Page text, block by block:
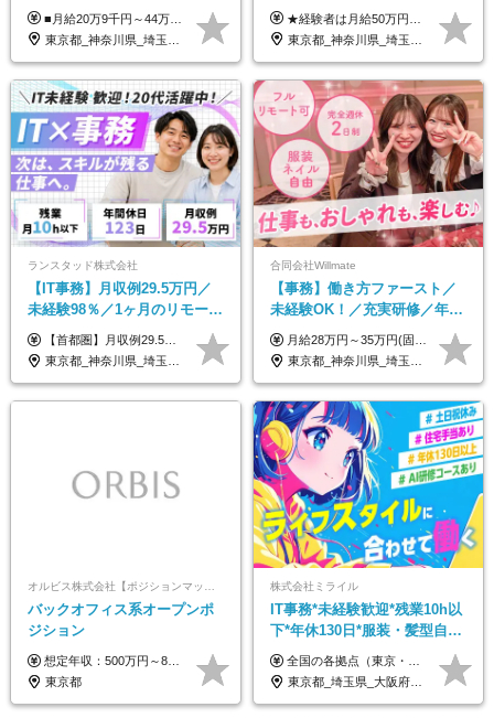
くて大丈夫★超大手リクルー
トグループの正社員/sg
■月給20万9千円～44万円 ※経験・能力・前給を考慮の上、決定いたします ※時間外手当100％支給 ※派遣就業先が変更となる場合には、就業規則、労使協定等に基づき賃金が変更となる可能性があります 「とにかく私生活重視」「残業があっても稼ぎたい」といった希望も配属の際に考慮します。 ＜手当＞ ■職務担当手当 ■通勤手当（上限月3万円） ■残業手当（全額支給） ■住宅手当（5割を会社負担／就業規則に定めるところによる） ■扶養手当 ■別居手当 ■資格試験受講料補助（資格ごとに社内規定により決定） ■資格取得奨励金 （資格により2万円～20万円の祝金支給） ◎一例 ・基本情報技術者（5万円） ・プロジェクトマネージャー試験（10万円） ・応用情報技術者試験（10万円） ・ITストラテジスト試験（10万円） ・エンベデッドシステムスペシャリスト試験（10万円） ・ディジタル技術検定（情報1級：10万円、制御1級：10万円、情報2級、制御2級：5万円 ・TOEIC（R）テスト（600～729点：5万円、 730～799点：10万円、800点以上：15万円） など
東京都_神奈川県_埼玉県_千葉県_大阪府_愛知県_青森県_岩手県_宮城県_秋田県_山形県_福島県_茨城県_栃木県_群馬県_山梨県_長野県_福井県_静岡県_岐阜県_三重県_兵庫県_京都府_滋賀県_奈良県_広島県_岡山県_山口県_香川県_福岡県_熊本県_佐賀県_長崎県_大分県_宮崎県_鹿児島県
付く！Web面接＆リモート研
修も充実♪/a
★経験者は月給50万円～90万円 【首都圏】 月給30万1230円〜 ⇒基本22万7000円+地域6万4230円+皆勤1万円 【群馬/栃木/茨城】 月給28万1090円〜 ⇒基本23万4000円+地域3万7090円+皆勤1万円 【大阪/京都/兵庫】 月給30万130円〜 ⇒基本23万5000円+地域5万5130円+皆勤1万円 【静岡/愛知/岐阜/三重】 月給28万5840円〜 ⇒基本23万円+地域4万5840円+皆勤1万円 【北海道】 月給25万2960円〜 ⇒基本22万4000円+地域1万8960円+皆勤1万円 【福岡/佐賀/長崎/大分/熊本】 月給25万800円〜 ⇒基本21万8000円+地域2万2800円+皆勤1万円 【宮城/山形/福島】 月給25万580円〜 ⇒基本21万8000円+地域2万2580円+皆勤1万円 【広島/岡山/山口】 月給27万1090円〜 ⇒基本23万4000円+地域2万7090円+皆勤1万円 ※残業代は1分単位で全額支給（みなし残業制度なし） ※上記給与は最低支給額です。経験・能力に応じて決定致します ※試用期間1ヶ月、最大6ヶ月まで延長する可能性あり(条件変更なし) ※今期より新賃金体系へ移行しました。詳細は面接時にご説明します
東京都_神奈川県_埼玉県_大阪府_愛知県_北海道_宮城県_広島県_福岡県
ランスタッド株式会社
【IT事務】月収例29.5万円／
未経験98％／1ヶ月のリモート
研修／既卒・第二新卒歓迎／
年間休日123日/OW
【首都圏】月収例29.5万円（月給26万円＋諸手当） 【東海・関西】月収例28.5万円（月給25万円＋諸手当） 【九州】月収例26万円（月給23万円＋諸手当） ※経験・スキル・前職給与を踏まえ、総合的に判断して決定します。 例：首都圏 月収例31万円（月給27万円＋諸手当） ◆各種手当 ・通勤手当（上限4万円まで） ・残業代手当（1分単位で全額支給） ※固定残業代制は採用しておりません ・資格取得支援 ◆昇給：年1回 ◆補足 ・研修中1ヶ月間は、時給1670円となります。 ・試用期間6ヶ月あり。その間の待遇に変更はありません。 ※詳細は面接時にご案内します。
東京都_神奈川県_埼玉県_千葉県_大阪府_愛知県_兵庫県_京都府_福岡県
合同会社Willmate
【事務】働き方ファースト／
未経験OK！／充実研修／年休
127日～／残業なし／平均20代
／リモートOK
月給28万円～35万円(固定残業代含む)+インセンティブ＋各種手当 ※経験・能力等を考慮の上、決定します。 ※残業はほとんどありませんが、発生した場合は時間外手当を100％支給します。 【固定残業代について】 なし（残業代は、実際の労働時間に応じて別途全額支給）
東京都_神奈川県_埼玉県_千葉県_大阪府_愛知県_北海道_青森県_岩手県_宮城県_秋田県_山形県_福島県_茨城県_栃木県_群馬県_新潟県_山梨県_長野県_富山県_石川県_福井県_静岡県_岐阜県_三重県_兵庫県_京都府_滋賀県_奈良県_和歌山県_広島県_岡山県_鳥取県_島根県_山口県_徳島県_香川県_愛媛県_高知県_福岡県_熊本県_佐賀県_長崎県_大分県_宮崎県_鹿児島県_沖縄県_海外
オルビス株式会社【ポジションマッチ登録】
バックオフィス系オープンポ
ジション
想定年収：500万円～800万円 ※ご経験やスキルに応じて決定します。 ※上記想定年収はあくまでも目安の金額であり、 選考を通じて上下する可能性があります。
東京都
株式会社ミライル
IT事務*未経験歓迎*残業10h以
下*年休130日*服装・髪型自由
*AI研修あり*住宅手当あり*転
勤なし
全国の各拠点（東京・埼玉・新潟・福岡・大阪）で募集中！ 給与は以下の通り、勤務地により異なります。 新潟勤務の場合 201,000円〜201,000円（試用期間変更なし）＋賞与 東京・埼玉勤務の場合 225,000円〜250,000円（試用期間 220,000円）＋賞与 福岡勤務の場合 182,000円〜220,000円（試用期間182,000円）＋賞与 大阪勤務の場合 210,000円〜210,000円（試用期間変更なし）＋賞与 初年度想定年収：280～300万円 ※残業代は全額支給します（1分単位でお支払いします） ※試用期間6ヵ月。試用期間中でも条件変わらず。 ※土日祝含めた勤務可能な方は、土日手当10,000円（毎月）を別途支給。
東京都_埼玉県_大阪府_新潟県_福岡県